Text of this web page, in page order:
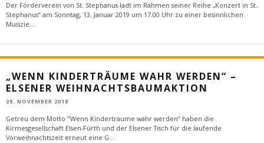
Der Förderverein von St. Stephanus lädt im Rahmen seiner Reihe „Konzert in St.
Stephanus“ am Sonntag, 13. Januar 2019 um 17.00 Uhr zu einer besinnlichen
Musizie...
„WENN KINDERTRÄUME WAHR WERDEN“ –
ELSENER WEIHNACHTSBAUMAKTION
28. NOVEMBER 2018
Getreu dem Motto "Wenn Kinderträume wahr werden“ haben die
Kirmesgesellschaft Elsen-Fürth und der Elsener Tisch für die laufende
Vorweihnachtszeit erneut eine G...